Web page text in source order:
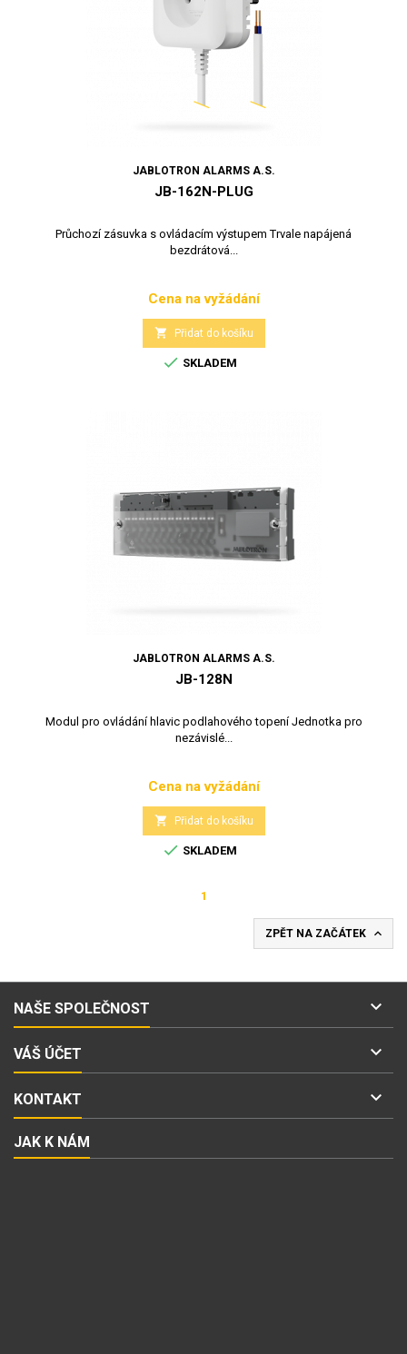
JABLOTRON ALARMS A.S.
JB-162N-PLUG
Průchozí zásuvka s ovládacím výstupem Trvale napájená
bezdrátová...
Cena
Cena na vyžádání
 Přidat do košíku
 SKLADEM
JABLOTRON ALARMS A.S.
JB-128N
Modul pro ovládání hlavic podlahového topení Jednotka pro
nezávislé...
Cena
Cena na vyžádání
 Přidat do košíku
 SKLADEM
1
ZPĚT NA ZAČÁTEK 
NAŠE SPOLEČNOST 
VÁŠ ÚČET 
KONTAKT 
JAK K NÁM